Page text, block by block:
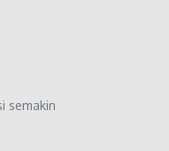
semakin